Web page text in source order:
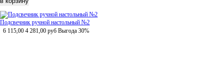
Подсвечник ручной настольный №2
6 115,00 4 281,00 руб Выгода 30%